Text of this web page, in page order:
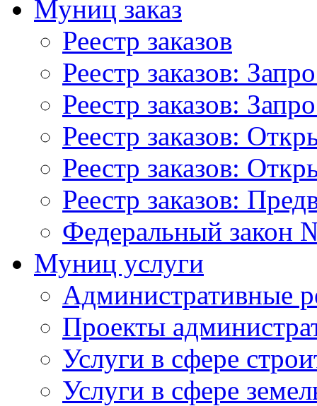
Муниц заказ
Реестр заказов
Реестр заказов:
Реестр заказов:
Реестр заказов:
Реестр заказов:
Реестр заказов:
Федеральный закон
Муниц услуги
Административные
Проекты
Услуги в сфере
Услуги в сфере